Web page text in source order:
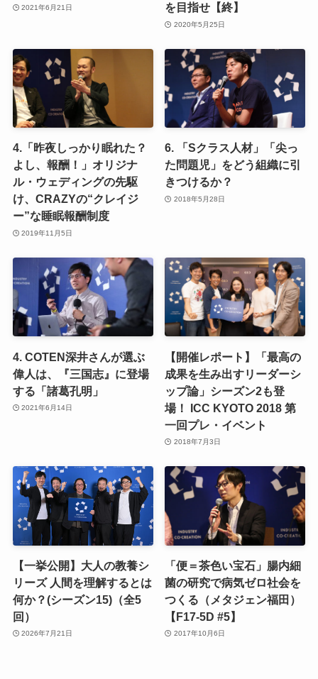
2021年6月21日
を目指せ【終】
2020年5月25日
4.「昨夜しっかり眠れた？
よし、報酬！」オリジナ
ル・ウェディングの先駆
け、CRAZYの“クレイジ
ー”な睡眠報酬制度
2019年11月5日
6. 「Sクラス人材」「尖っ
た問題児」をどう組織に引
きつけるか？
2018年5月28日
4. COTEN深井さんが選ぶ
偉人は、『三国志』に登場
する「諸葛孔明」
2021年6月14日
【開催レポート】「最高の
成果を生み出すリーダーシ
ップ論」シーズン2も登
場！ ICC KYOTO 2018 第
一回プレ・イベント
2018年7月3日
【一挙公開】大人の教養シ
リーズ 人間を理解するとは
何か？(シーズン15)（全5
回）
2026年7月21日
「便＝茶色い宝石」腸内細
菌の研究で病気ゼロ社会を
つくる（メタジェン福田）
【F17-5D #5】
2017年10月6日